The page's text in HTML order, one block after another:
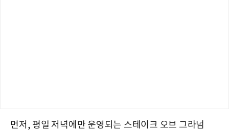
먼저, 평일 저녁에만 운영되는 스테이크 오브 그라넘